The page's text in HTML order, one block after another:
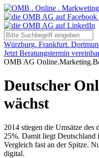
Würzburg. Frankfurt.
Jetzt Beratungstermin
OMB AG
Deutscher
wächst
2014 stiegen die Umsätze des
25%. Damit liegt Deutschland
Vergleich fast an der Spitze.
digital.